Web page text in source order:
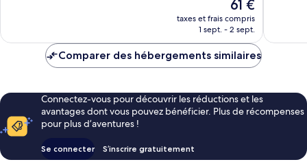
nouveau
prix
de
61 €
taxes et frais compris
1 sept. - 2 sept.
Comparer des hébergements similaires
Connectez-vous pour découvrir les réductions et les
avantages dont vous pouvez bénéficier. Plus de récompenses
pour plus d’aventures !
Se connecter S’inscrire gratuitement